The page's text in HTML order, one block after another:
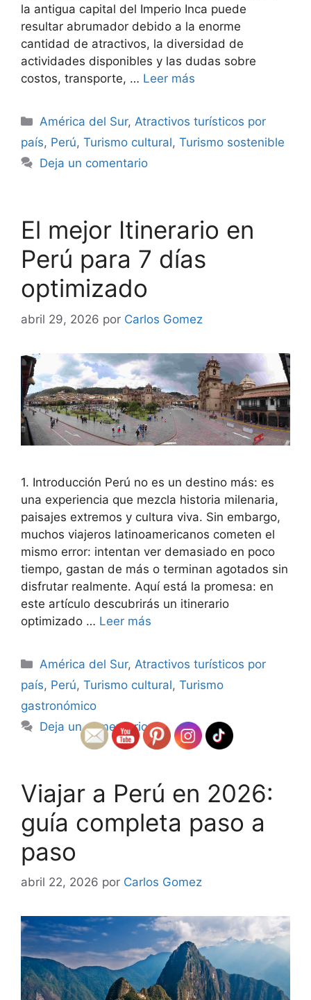
la antigua capital del Imperio Inca puede
resultar abrumador debido a la enorme
cantidad de atractivos, la diversidad de
actividades disponibles y las dudas sobre
costos, transporte, … Leer más
Categorías
América del Sur,Atractivos turísticos por
país, Perú, Turismo cultural, Turismo sostenible
Deja un comentario
El mejor Itinerario en
Perú para 7 días
optimizado
abril 29, 2026 por Carlos Gomez
1. Introducción Perú no es un destino más: es
una experiencia que mezcla historia milenaria,
paisajes extremos y cultura viva. Sin embargo,
muchos viajeros latinoamericanos cometen el
mismo error: intentan ver demasiado en poco
tiempo, gastan de más o terminan agotados sin
disfrutar realmente. Aquí está la promesa: en
este artículo descubrirás un itinerario
optimizado … Leer más
Categorías
América del Sur, Atractivos turísticos por
país, Perú, Turismo cultural, Turismo
gastronómico
Deja un comentario
Viajar a Perú en 2026:
guía completa paso a
paso
abril 22, 2026 por Carlos Gomez